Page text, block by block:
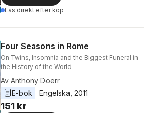
Läs direkt efter köp
Four Seasons in Rome
On Twins, Insomnia and the Biggest Funeral in
the History of the World
Av Anthony Doerr
E-bok
Engelska 2011
151 kr